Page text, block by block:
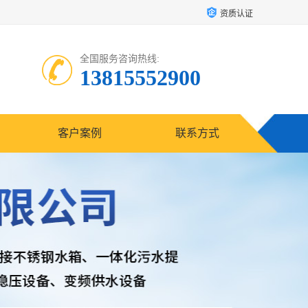
资质认证
全国服务咨询热线:
13815552900
客户案例 联系方式